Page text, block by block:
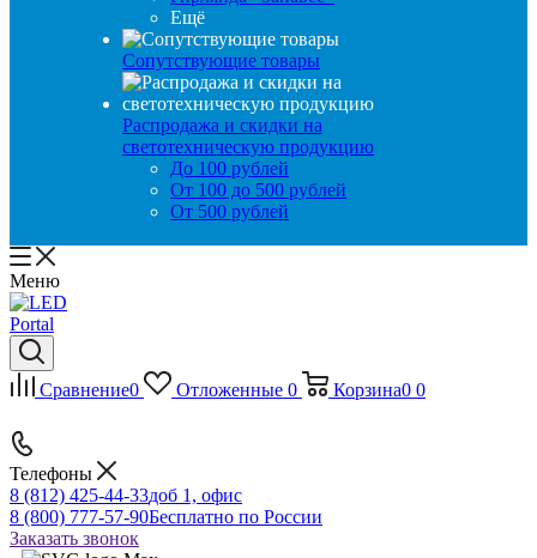
Ещё
Сопутствующие товары
Распродажа и скидки на
светотехническую продукцию
До 100 рублей
От 100 до 500 рублей
От 500 рублей
Меню
Сравнение0 Отложенные 0 Корзина0 0
Телефоны
8 (812) 425-44-33доб 1, офис
8 (800) 777-57-90Бесплатно по России
Заказать звонок